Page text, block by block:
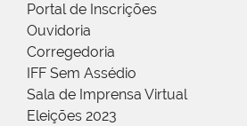
Portal de Inscrições
Ouvidoria
Corregedoria
IFF Sem Assédio
Sala de Imprensa Virtual
Eleições 2023